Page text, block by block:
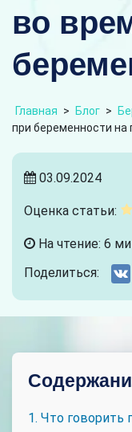
во
Главная > Блог >
при беременности на
03.09.2024
Оценка статьи:
На чтение: 6
Поделиться:
1. Что говорить